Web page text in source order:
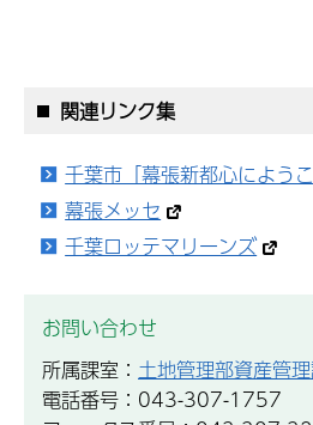
関連リンク集
千葉市「幕張新都心によう
幕張メッセ
千葉ロッテマリーンズ
お問い合わせ
所属課室： 土地管理部資産管
電話番号：043-307-1757